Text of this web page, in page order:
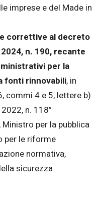
imprese e del Made in
correttive al decreto
n. 190, recante
per la
fonti rinnovabili, in
commi 4 e 5, lettere b)
n. 118”
per la pubblica
per le riforme
normativa,
sicurezza